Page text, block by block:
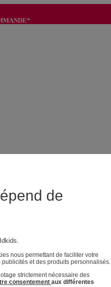
de
nous permettant de faciliter votre
et des produits personnalisés.
strictement nécessaire des
consentement aux différentes